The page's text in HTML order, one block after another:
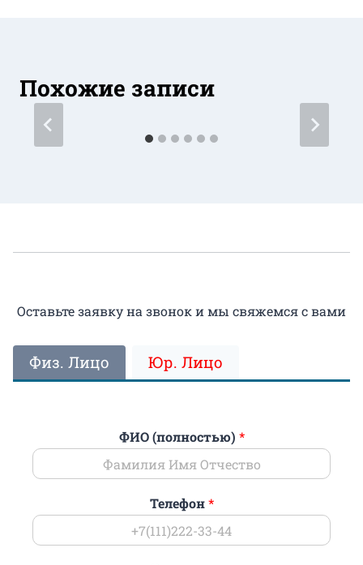
Похожие записи
Оставьте заявку на звонок и мы свяжемся с вами
Физ. Лицо Юр. Лицо
ФИО (полностью) *
Телефон*